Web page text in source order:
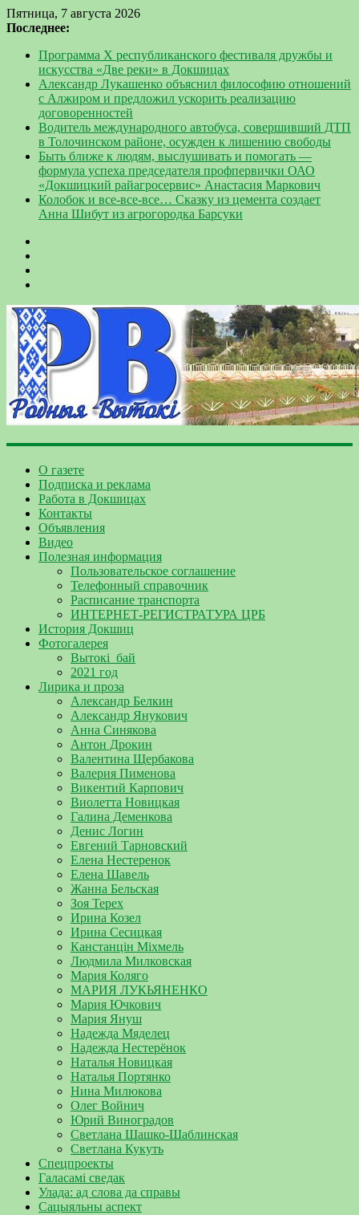
Пятница, 7 августа 2026
Последнее:
Программа Х республиканского фестиваля дружбы и
искусства «Две реки» в Докшицах
Александр Лукашенко объяснил философию отношений
с Алжиром и предложил ускорить реализацию
договоренностей
Водитель международного автобуса, совершивший ДТП
в Толочинском районе, осужден к лишению свободы
Быть ближе к людям, выслушивать и помогать —
формула успеха председателя профпервички ОАО
«Докшицкий райагросервис» Анастасия Маркович
Колобок и все-все-все… Сказку из цемента создает
Анна Шибут из агрогородка Барсуки
О газете
Подписка и реклама
Работа в Докшицах
Контакты
Объявления
Видео
Полезная информация
Пользовательское соглашение
Телефонный справочник
Расписание транспорта
ИНТЕРНЕТ-РЕГИСТРАТУРА ЦРБ
История Докшиц
Фотогалерея
Вытокі_бай
2021 год
Лирика и проза
Александр Белкин
Александр Янукович
Анна Синякова
Антон Дрокин
Валентина Щербакова
Валерия Пименова
Викентий Карпович
Виолетта Новицкая
Галина Деменкова
Денис Логин
Евгений Тарновский
Елена Нестеренок
Елена Шавель
Жанна Бельская
Зоя Терех
Ирина Козел
Ирина Сесицкая
Канстанцін Міхмель
Людмила Милковская
Мария Коляго
МАРИЯ ЛУКЬЯНЕНКО
Мария Ючкович
Мария Януш
Надежда Мяделец
Надежда Нестерёнок
Наталья Новицкая
Наталья Портянко
Нина Милюкова
Олег Войнич
Юрий Виноградов
Светлана Шашко-Шаблинская
Светлана Кукуть
Спецпроекты
Галасамі сведак
Улада: ад слова да справы
Сацыяльны аспект